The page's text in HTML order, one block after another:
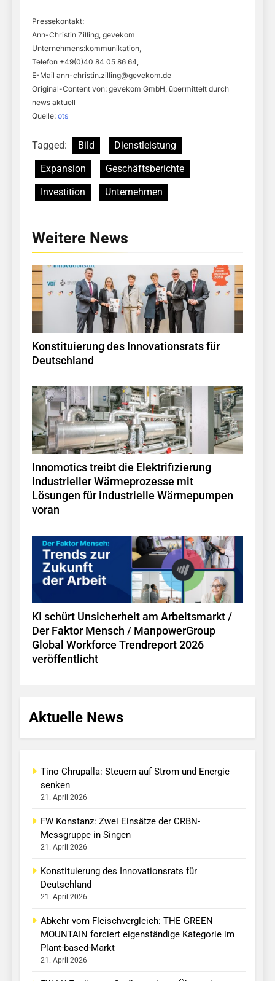
Pressekontakt:
Ann-Christin Zilling, gevekom
Unternehmens:kommunikation,
Telefon +49(0)40 84 05 86 64,
E-Mail ann-christin.zilling@gevekom.de
Original-Content von: gevekom GmbH, übermittelt durch
news aktuell
Quelle: ots
Tagged: Bild
Dienstleistung
Expansion
Geschäftsberichte
Investition
Unternehmen
Weitere News
Konstituierung des Innovationsrats für
Deutschland
Innomotics treibt die Elektrifizierung
industrieller Wärmeprozesse mit
Lösungen für industrielle Wärmepumpen
voran
KI schürt Unsicherheit am Arbeitsmarkt /
Der Faktor Mensch / ManpowerGroup
Global Workforce Trendreport 2026
veröffentlicht
Aktuelle News
Tino Chrupalla: Steuern auf Strom und Energie
senken
21. April 2026
FW Konstanz: Zwei Einsätze der CRBN-
Messgruppe in Singen
21. April 2026
Konstituierung des Innovationsrats für
Deutschland
21. April 2026
Abkehr vom Fleischvergleich: THE GREEN
MOUNTAIN forciert eigenständige Kategorie im
Plant-based-Markt
21. April 2026